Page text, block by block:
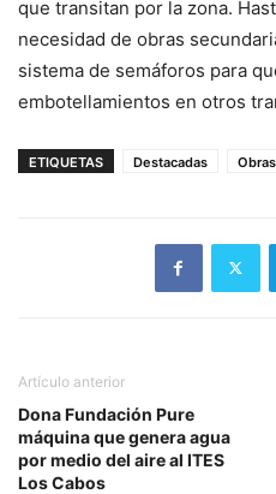
que transitan por la zona.
necesidad de obras
sistema de semáforos para
embotellamientos en otros
ETIQUETAS Destacadas
Artículo anterior
Dona Fundación Pure
máquina que genera agua
por medio del aire al ITES
Los Cabos